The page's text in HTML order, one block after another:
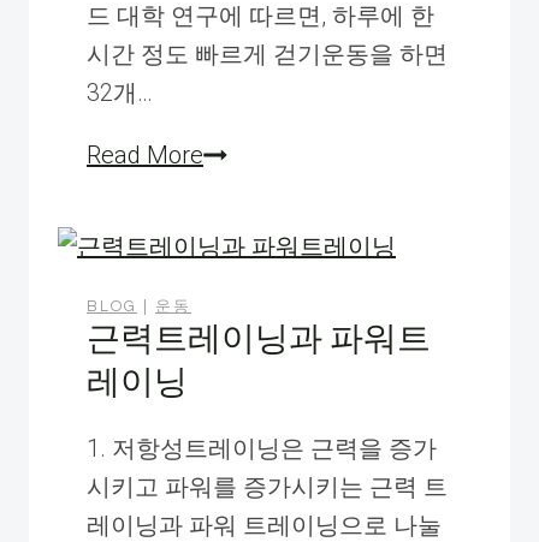
드 대학 연구에 따르면, 하루에 한
시간 정도 빠르게 걷기운동을 하면
32개…
Read More걷
운
5
효
과
BLOG 운동
근력트레이닝과 파워트
레이닝
1. 저항성트레이닝은 근력을 증가
시키고 파워를 증가시키는 근력 트
레이닝과 파워 트레이닝으로 나눌